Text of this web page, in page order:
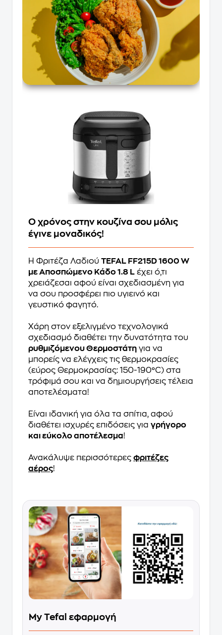
Ο χρόνος στην κουζίνα σου μόλις
έγινε μοναδικός!
Η Φριτέζα Λαδιού TEFAL FF215D 1600 W
με Αποσπώμενο Κάδο 1.8 L έχει ό,τι
χρειάζεσαι αφού είναι σχεδιασμένη για
να σου προσφέρει πιο υγιεινό και
γευστικό φαγητό.
Xάρη στον εξελιγμένο τεχνολογικά
σχεδιασμό διαθέτει την δυνατότητα του
ρυθμιζόμενου Θερμοστάτη για να
μπορείς να ελέγχεις τις θερμοκρασίες
(εύρος Θερμοκρασίας: 150-190°C) στα
τρόφιμά σου και να δημιουργήσεις τέλεια
αποτελέσματα!
Είναι ιδανική για όλα τα σπίτια, αφού
διαθέτει ισχυρές επιδόσεις για γρήγορο
και εύκολο αποτέλεσμα!
Ανακάλυψε περισσότερες φριτέζες
αέρος!
My Tefal εφαρμογή